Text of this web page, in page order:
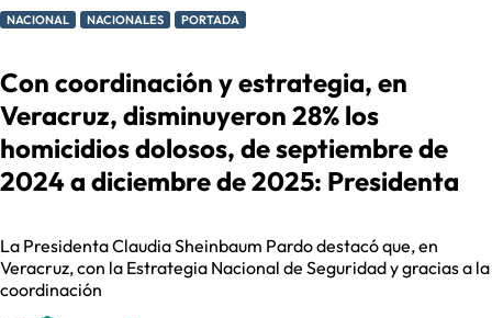
NACIONAL NACIONALES PORTADA
Con coordinación y estrategia, en
Veracruz, disminuyeron 28% los
homicidios dolosos, de septiembre de
2024 a diciembre de 2025: Presidenta
La Presidenta Claudia Sheinbaum Pardo destacó que, en
Veracruz, con la Estrategia Nacional de Seguridad y gracias a la
coordinación